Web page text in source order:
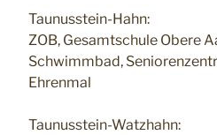
Taunusstein-Hahn:
ZOB, Gesamtschule Obere
Schwimmbad,
Ehrenmal
Taunusstein-Watzhahn: